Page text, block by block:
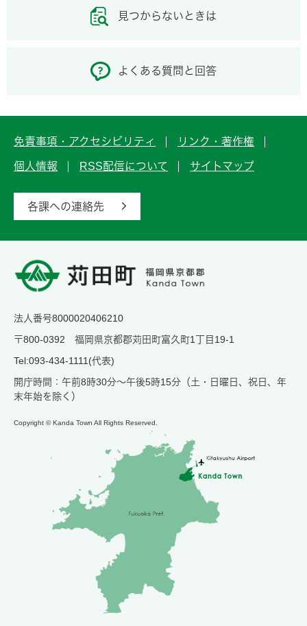
見つからないときは
よくある質問と回答
免責事項・アクセシビリティ リンク・著作権
個人情報 RSS配信について サイトマップ
各課への連絡先
法人番号8000020406210
〒800-0392 福岡県京都郡苅田町富久町1丁目19-1
Tel:093-434-1111(代表)
開庁時間：午前8時30分～午後5時15分（土・日曜日、祝日、年
末年始を除く）
Copyright © Kanda Town All Rights Reserved.